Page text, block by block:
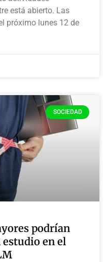
está abierto. Las
próximo lunes 12 de
SOCIEDAD
podrían
en el